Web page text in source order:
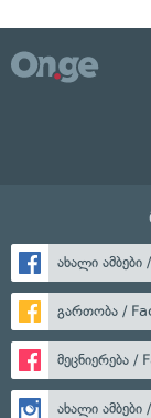
ახალი
გართობა /
მეცნიერება /
ახალი